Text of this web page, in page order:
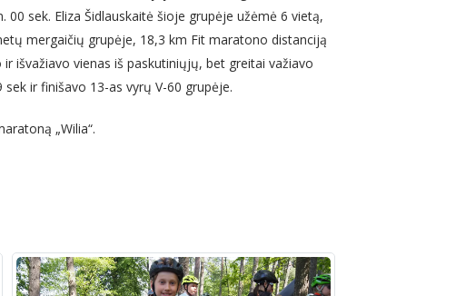
sek. Eliza Šidlauskaitė šioje grupėje užėmė 6 vietą,
mergaičių grupėje, 18,3 km Fit maratono distanciją
išvažiavo vienas iš paskutiniųjų, bet greitai važiavo
ir finišavo 13-as vyrų V-60 grupėje.
„Wilia“.